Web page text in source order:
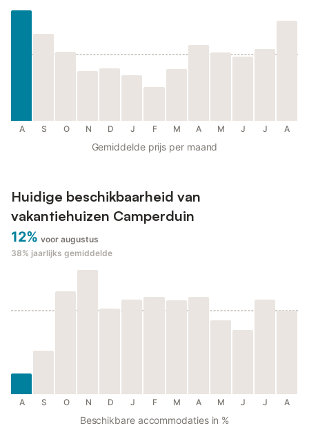
A S O N D J F M A M J J A
Gemiddelde prijs per maand
Huidige beschikbaarheid van
vakantiehuizen Camperduin
12% voor augustus
38% jaarlijks gemiddelde
A S O N D J F M A M J J A
Beschikbare accommodaties in %